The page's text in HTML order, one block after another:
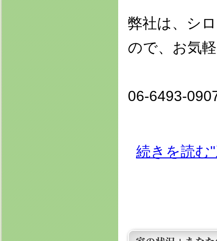
弊社は、シ
ので、お気
06-6493-
続きを読む